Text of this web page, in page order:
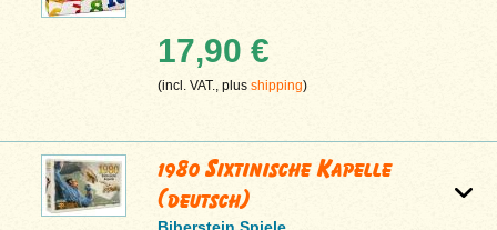
17,90 €
(incl. VAT., plusshipping)
1980 Sixtinische Kapelle
(deutsch)
Biberstein Spiele